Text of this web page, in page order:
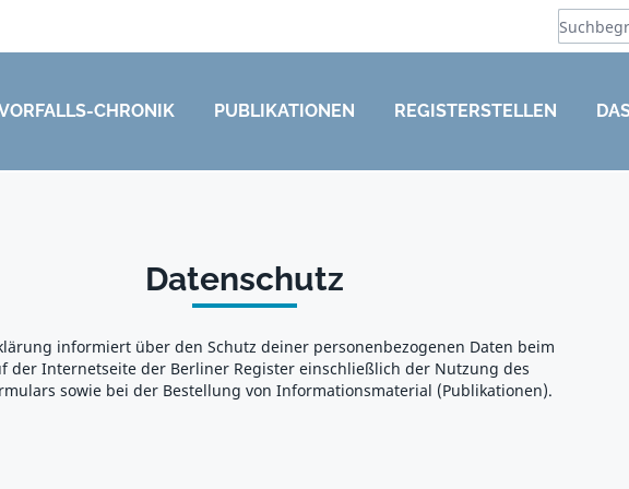
CHRONIK PUBLIKATIONEN REGISTERSTELLEN
Datenschutz
informiert über den Schutz deiner personenbezogenen Daten beim
der Internetseite der Berliner Register einschließlich der Nutzung des
sowie bei der Bestellung von Informationsmaterial (Publikationen).